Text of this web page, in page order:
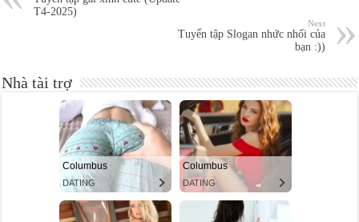
T4-2025)
Next
Tuyển tập Slogan nhức nhối của
bạn :))
Nhà tài trợ